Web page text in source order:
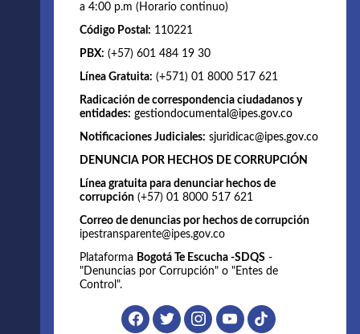
a 4:00 p.m (Horario continuo)
Código Postal: 110221
PBX: (+57) 601 484 19 30
Línea Gratuita: (+571) 01 8000 517 621
Radicación de correspondencia ciudadanos y
entidades: gestiondocumental@ipes.gov.co
Notificaciones Judiciales: sjuridicac@ipes.gov.co
DENUNCIA POR HECHOS DE CORRUPCIÓN
Línea gratuita para denunciar hechos de
corrupción (+57) 01 8000 517 621
Correo de denuncias por hechos de corrupción
ipestransparente@ipes.gov.co
Plataforma Bogotá Te Escucha -SDQS -
"Denuncias por Corrupción" o "Entes de
Control".